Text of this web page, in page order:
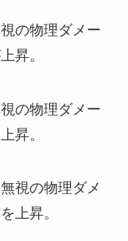
の物理ダメー
昇。
の物理ダメー
昇。
視の物理ダメ
上昇。